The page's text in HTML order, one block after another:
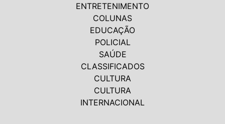
ENTRETENIMENTO
COLUNAS
EDUCAÇÃO
POLICIAL
SAÚDE
CLASSIFICADOS
CULTURA
CULTURA
INTERNACIONAL